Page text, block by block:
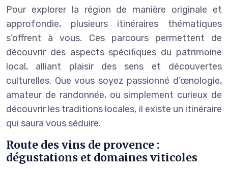
Pour explorer la région de manière originale et
approfondie, plusieurs itinéraires thématiques
s’offrent à vous. Ces parcours permettent de
découvrir des aspects spécifiques du patrimoine
local, alliant plaisir des sens et découvertes
culturelles. Que vous soyez passionné d’œnologie,
amateur de randonnée, ou simplement curieux de
découvrir les traditions locales, il existe un itinéraire
qui saura vous séduire.
Route des vins de provence :
dégustations et domaines viticoles